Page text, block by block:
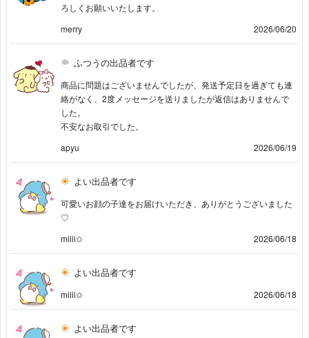
ろしくお願いいたします。
merry
2026/06/20
ふつうの出品者です
商品に問題はございませんでしたが、発送予定日を過ぎても連
絡がなく、2度メッセージを送りましたが返信はありませんで
した。
不安なお取引でした。
apyu
2026/06/19
よい出品者です
可愛いお顔の子達をお届けいただき、ありがとうございました
♡
miiii✩
2026/06/18
よい出品者です
miiii✩ 2026/06/18
よい出品者です